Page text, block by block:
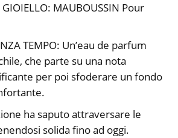
MAUBOUSSIN Pour
TEMPO: Un’eau de parfum
che parte su una nota
per poi sfoderare un fondo
ha saputo attraversare le
solida fino ad oggi.